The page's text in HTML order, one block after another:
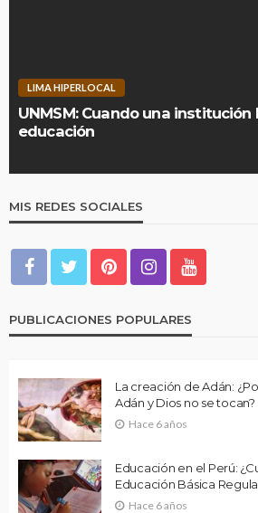
LIMA HIPERLOCAL
UNMSM: Cuando una
educación
MIS REDES SOCIALES
PUBLICACIONES POPULARES
La creación de Adán:
Adán y Dios no se tocan?
Hace 6 años
Educación en el Perú:
Educación Básica
Hace 6 años